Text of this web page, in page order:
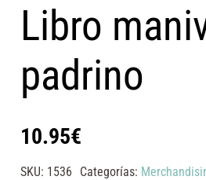
Libro
padrino
10.95€
SKU: 1536 Categorías: